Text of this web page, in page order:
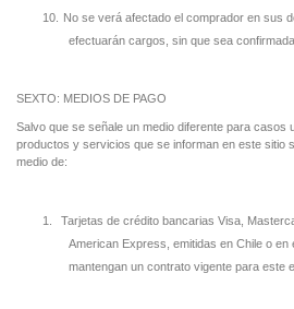
10.
No se verá afectado el comprador en sus
efectuarán cargos, sin que sea
SEXTO: MEDIOS DE PAGO
Salvo que se señale un medio diferente para casos
productos y servicios que se informan en este sitio
medio de:
1.
Tarjetas de crédito bancarias Visa,
American Express, emitidas en Chile o en
mantengan un contrato vigente para este